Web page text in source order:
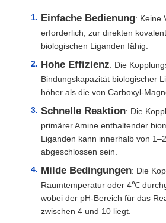
Einfache Bedienung: Keine
erforderlich; zur direkten
biologischen Liganden fähig.
Hohe Effizienz: Die
Bindungskapazität biologischer
höher als die von Carboxyl-
Schnelle Reaktion: Die
primärer Amine enthaltender
Liganden kann innerhalb von
abgeschlossen sein.
Milde Bedingungen: Die
Raumtemperatur oder 4℃
wobei der pH-Bereich für das
zwischen 4 und 10 liegt.